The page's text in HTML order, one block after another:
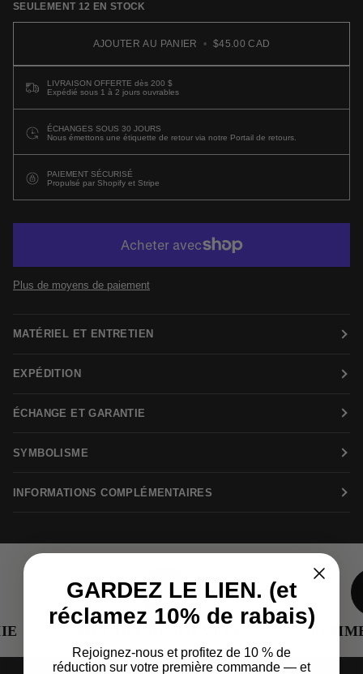
SEULEMENT 12 EN STOCK
AJOUTER AU PANIER • $45.00 CAD
LIVRAISON OFFERTE dès 200 $
Expédié sous 1 à 2 jours ouvrables
ÉCHANGES SOUS 30 JOURS
Nous émettons une étiquette de retour via notre Portail de retours.
PAIEMENT SÉCURISÉ
Propulsé par Shopify et Stripe
Plus de moyens de paiement
MATÉRIEL ET ENTRETIEN
EXPÉDITION
ÉCHANGE ET GARANTIE
SYMBOLISME
INFORMATIONS COMPLÉMENTAIRES
FEMME
GARDEZ LE LIEN. (et
réclamez 10% de rabais)
Rejoignez-nous et profitez de 10 % de
réduction sur votre première commande — et